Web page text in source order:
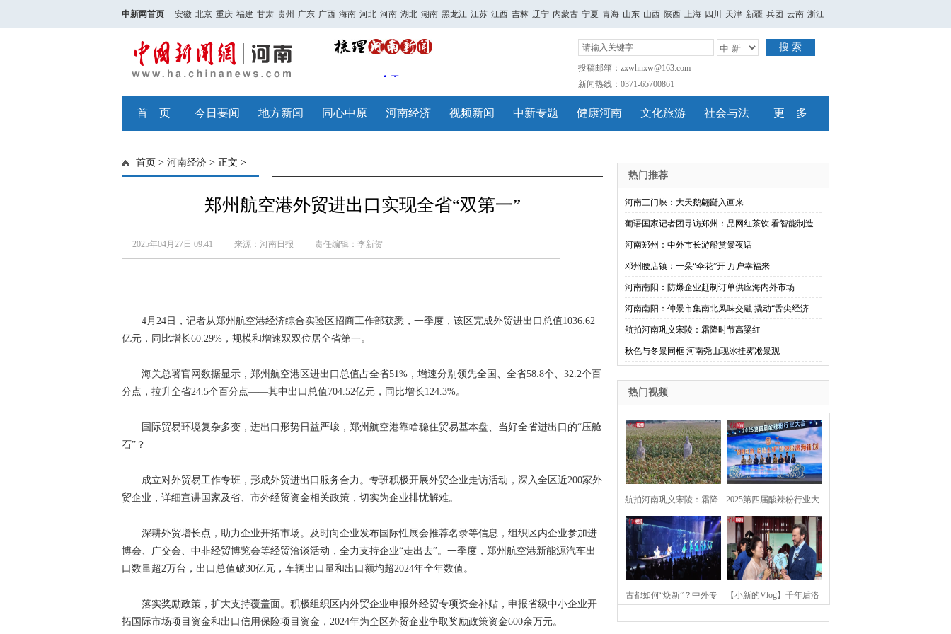
中新网首页 安徽 北京 重庆 福建 甘肃 贵州 广东 广西 海南 河北 河南 湖北 湖南 黑龙江 江苏 江西 吉林 辽宁 内蒙古 宁夏 青海 山东 山西 陕西 上海 四川 天津 新疆 兵团 云南 浙江
搜 索
投稿邮箱：zxwhnxw@163.com
新闻热线：0371-65700861
首 页 今日要闻 地方新闻 同心中原 河南经济 视频新闻 中新专题 健康河南 文化旅游 社会与法 更 多
首页 > 河南经济 > 正文 >
郑州航空港外贸进出口实现全省“双第一”
2025年04月27日 09:41 来源：河南日报 责任编辑：李新贺
4月24日，记者从郑州航空港经济综合实验区招商工作部获悉，一季度，该区完成外贸进出口总值1036.62
亿元，同比增长60.29%，规模和增速双双位居全省第一。
海关总署官网数据显示，郑州航空港区进出口总值占全省51%，增速分别领先全国、全省58.8个、32.2个百
分点，拉升全省24.5个百分点——其中出口总值704.52亿元，同比增长124.3%。
国际贸易环境复杂多变，进出口形势日益严峻，郑州航空港靠啥稳住贸易基本盘、当好全省进出口的“压舱
石”？
成立对外贸易工作专班，形成外贸进出口服务合力。专班积极开展外贸企业走访活动，深入全区近200家外
贸企业，详细宣讲国家及省、市外经贸资金相关政策，切实为企业排忧解难。
深耕外贸增长点，助力企业开拓市场。及时向企业发布国际性展会推荐名录等信息，组织区内企业参加进
博会、广交会、中非经贸博览会等经贸洽谈活动，全力支持企业“走出去”。一季度，郑州航空港新能源汽车出
口数量超2万台，出口总值破30亿元，车辆出口量和出口额均超2024年全年数值。
落实奖励政策，扩大支持覆盖面。积极组织区内外贸企业申报外经贸专项资金补贴，申报省级中小企业开
拓国际市场项目资金和出口信用保险项目资金，2024年为全区外贸企业争取奖励政策资金600余万元。
热门推荐
河南三门峡：大天鹅翩跹入画来
葡语国家记者团寻访郑州：品网红茶饮 看智能制造
河南郑州：中外市长游船赏景夜话
邓州腰店镇：一朵“伞花”开 万户幸福来
河南南阳：防爆企业赶制订单供应海内外市场
河南南阳：仲景市集南北风味交融 撬动“舌尖经济
航拍河南巩义宋陵：霜降时节高粱红
秋色与冬景同框 河南尧山现冰挂雾凇景观
热门视频
航拍河南巩义宋陵：霜降
时节高粱红
2025第四届酸辣粉行业大
会在河南开封举行
古都如何“焕新”？中外专 【小新的Vlog】千年后洛